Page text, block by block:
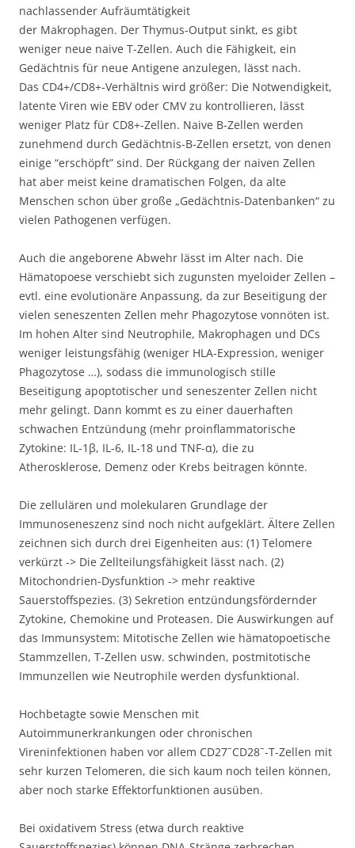
nachlassender Aufräumtätigkeit
der Makrophagen. Der Thymus-Output sinkt, es gibt
weniger neue naive T-Zellen. Auch die Fähigkeit, ein
Gedächtnis für neue Antigene anzulegen, lässt nach.
Das CD4+/CD8+-Verhältnis wird größer: Die Notwendigkeit,
latente Viren wie EBV oder CMV zu kontrollieren, lässt
weniger Platz für CD8+-Zellen. Naive B-Zellen werden
zunehmend durch Gedächtnis-B-Zellen ersetzt, von denen
einige “erschöpft” sind. Der Rückgang der naiven Zellen
hat aber meist keine dramatischen Folgen, da alte
Menschen schon über große „Gedächtnis-Datenbanken“ zu
vielen Pathogenen verfügen.
Auch die angeborene Abwehr lässt im Alter nach. Die
Hämatopoese verschiebt sich zugunsten myeloider Zellen –
evtl. eine evolutionäre Anpassung, da zur Beseitigung der
vielen seneszenten Zellen mehr Phagozytose vonnöten ist.
Im hohen Alter sind Neutrophile, Makrophagen und DCs
weniger leistungsfähig (weniger HLA-Expression, weniger
Phagozytose …), sodass die immunologisch stille
Beseitigung apoptotischer und seneszenter Zellen nicht
mehr gelingt. Dann kommt es zu einer dauerhaften
schwachen Entzündung (mehr proinflammatorische
Zytokine: IL-1β, IL-6, IL-18 und TNF-α), die zu
Atherosklerose, Demenz oder Krebs beitragen könnte.
Die zellulären und molekularen Grundlage der
Immunoseneszenz sind noch nicht aufgeklärt. Ältere Zellen
zeichnen sich durch drei Eigenheiten aus: (1) Telomere
verkürzt -> Die Zellteilungsfähigkeit lässt nach. (2)
Mitochondrien-Dysfunktion -> mehr reaktive
Sauerstoffspezies. (3) Sekretion entzündungsfördernder
Zytokine, Chemokine und Proteasen. Die Auswirkungen auf
das Immunsystem: Mitotische Zellen wie hämatopoetische
Stammzellen, T-Zellen usw. schwinden, postmitotische
Immunzellen wie Neutrophile werden dysfunktional.
Hochbetagte sowie Menschen mit
Autoimmunerkrankungen oder chronischen
Vireninfektionen haben vor allem CD27–CD28–-T-Zellen mit
sehr kurzen Telomeren, die sich kaum noch teilen können,
aber noch starke Effektorfunktionen ausüben.
Bei oxidativem Stress (etwa durch reaktive